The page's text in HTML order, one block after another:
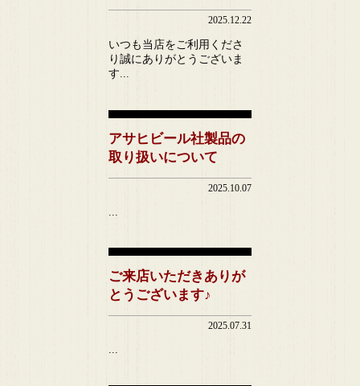
2025.12.22
いつも当店をご利用くださ
り誠にありがとうございま
す...
アサヒビール社製品の
取り扱いについて
2025.10.07
ご来店いただきありが
とうございます♪
2025.07.31